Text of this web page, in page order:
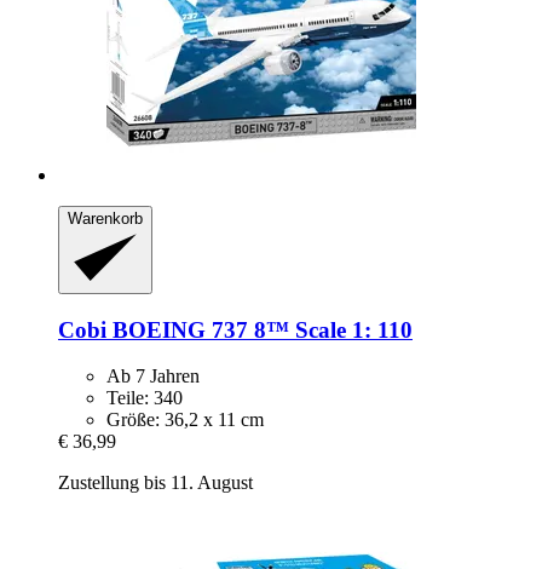
Warenkorb
Cobi BOEING 737 8™ Scale 1: 110
Ab 7 Jahren
Teile: 340
Größe: 36,2 x 11 cm
€ 36,99
Zustellung bis 11. August